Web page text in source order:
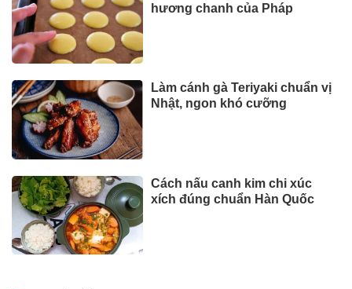
hương chanh của Pháp
Làm cánh gà Teriyaki chuẩn vị
Nhật, ngon khó cưỡng
Cách nấu canh kim chi xúc
xích đúng chuẩn Hàn Quốc